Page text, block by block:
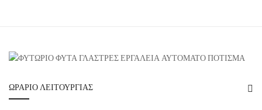
ΩΡΆΡΙΟ ΛΕΙΤΟΥΡΓΊΑΣ